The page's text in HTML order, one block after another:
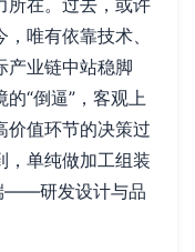
所在。过去，或许
唯有依靠技术、
产业链中站稳脚
“倒逼”，客观上
价值环节的决策过
，单纯做加工组装
——研发设计与品